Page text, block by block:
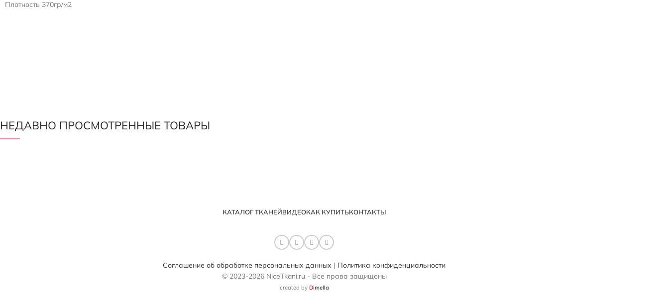
Плотность 370гр/м2
НЕДАВНО ПРОСМОТРЕННЫЕ ТОВАРЫ
КАТАЛОГ ТКАНЕЙВИДЕОКАК КУПИТЬКОНТАКТЫ
Соглашение об обработке персональных данных | Политика конфиденциальности
© 2023-2026 NiceTkani.ru - Все права защищены
created by Dimella